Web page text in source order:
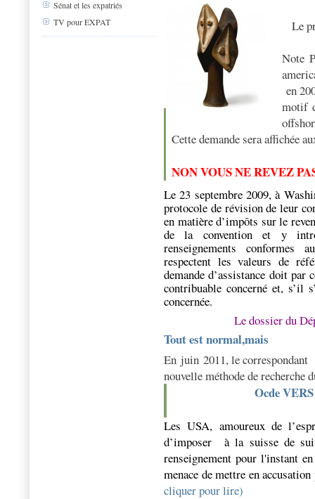
Sénat et les expatriés
TV pour EXPAT
Le
Note
en
motif
Cette demande sera affichée
NON VOUS NE REVEZ
Le 23 septembre 2009, à
protocole de révision de leur
en matière d’impôts sur le
de la convention et y
renseignements conformes
respectent les valeurs de
demande d’assistance doit
contribuable concerné et, s’il
concernée.
Le dossier du
Tout est normal,mais
En juin 2011, le correspondant
nouvelle méthode de
Ocde
Les USA, amoureux de
d’imposer à la suisse de
renseignement pour l'instant
menace de mettre en
cliquer pour lire)